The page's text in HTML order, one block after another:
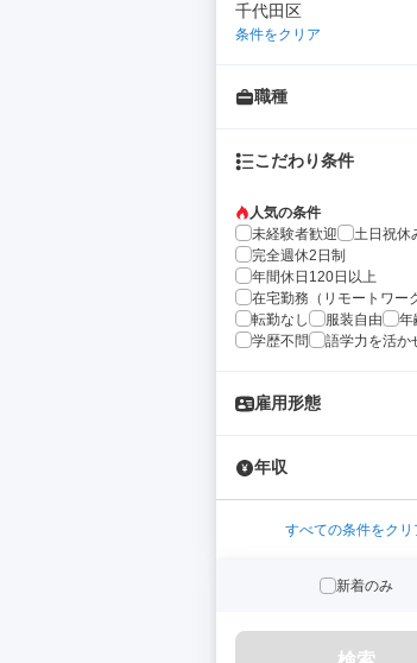
千代田区
条件をクリア
職種
こだわり条件
人気の条件
未経験者歓迎
土日祝休
完全週休2日制
年間休日120日以上
在宅勤務（リモートワー
転勤なし
服装自由
年
学歴不問
語学力を活か
雇用形態
年収
すべての条件をクリ
新着のみ